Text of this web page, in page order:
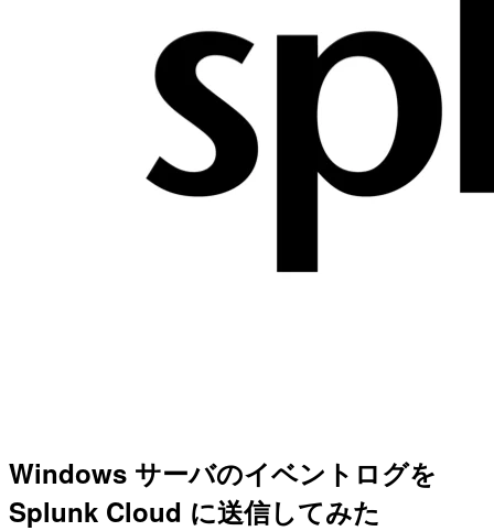
Windows サーバのイベントログを
Splunk Cloud に送信してみた